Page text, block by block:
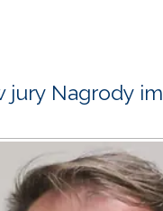
jury Nagrody